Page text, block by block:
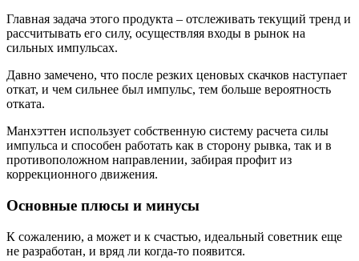
Главная задача этого продукта – отслеживать текущий тренд и
рассчитывать его силу, осуществляя входы в рынок на
сильных импульсах.
Давно замечено, что после резких ценовых скачков наступает
откат, и чем сильнее был импульс, тем больше вероятность
отката.
Манхэттен использует собственную систему расчета силы
импульса и способен работать как в сторону рывка, так и в
противоположном направлении, забирая профит из
коррекционного движения.
Основные плюсы и минусы
К сожалению, а может и к счастью, идеальный советник еще
не разработан, и вряд ли когда-то появится.